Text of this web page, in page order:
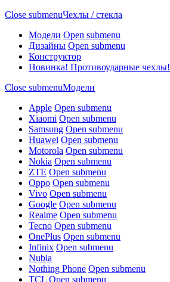
Close submenuЧехлы / стекла
Модели Open submenu
Дизайны Open submenu
Конструктор
Новинка! Противоударные чехлы!
Close submenuМодели
Apple Open submenu
Xiaomi Open submenu
Samsung Open submenu
Huawei Open submenu
Motorola Open submenu
Nokia Open submenu
ZTE Open submenu
Oppo Open submenu
Vivo Open submenu
Google Open submenu
Realme Open submenu
Tecno Open submenu
OnePlus Open submenu
Infinix Open submenu
Nubia
Nothing Phone Open submenu
TCL Open submenu